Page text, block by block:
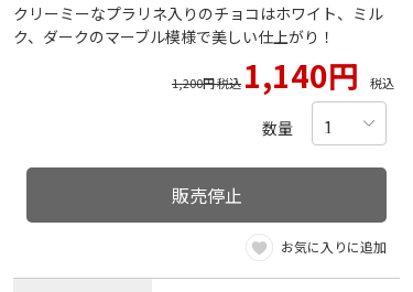
クリーミーなプラリネ入りのチョコはホワイト、ミル
ク、ダークのマーブル模様で美しい仕上がり！
1,200円 税込 1,140円 税込
数量
販売停止
お気に入りに追加